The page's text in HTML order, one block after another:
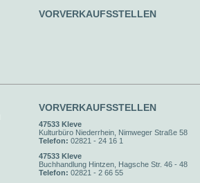
VORVERKAUFSSTELLEN
VORVERKAUFSSTELLEN
47533 Kleve
Kulturbüro Niederrhein, Nimweger Straße 58
Telefon: 02821 - 24 16 1
47533 Kleve
Buchhandlung Hintzen, Hagsche Str. 46 - 48
Telefon: 02821 - 2 66 55